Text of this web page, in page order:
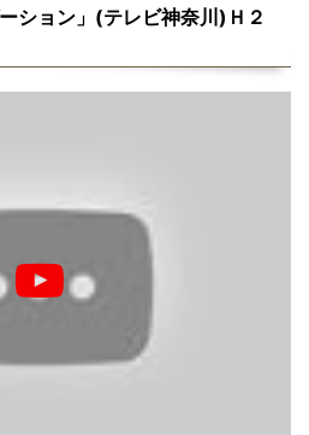
ション」(テレビ神奈川)Ｈ２